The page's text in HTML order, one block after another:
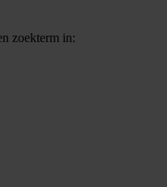
zoekterm in: